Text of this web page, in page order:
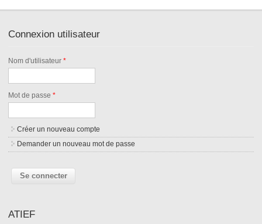
Connexion utilisateur
Nom d'utilisateur*
Mot de passe*
Créer un nouveau compte
Demander un nouveau mot de passe
ATIEF